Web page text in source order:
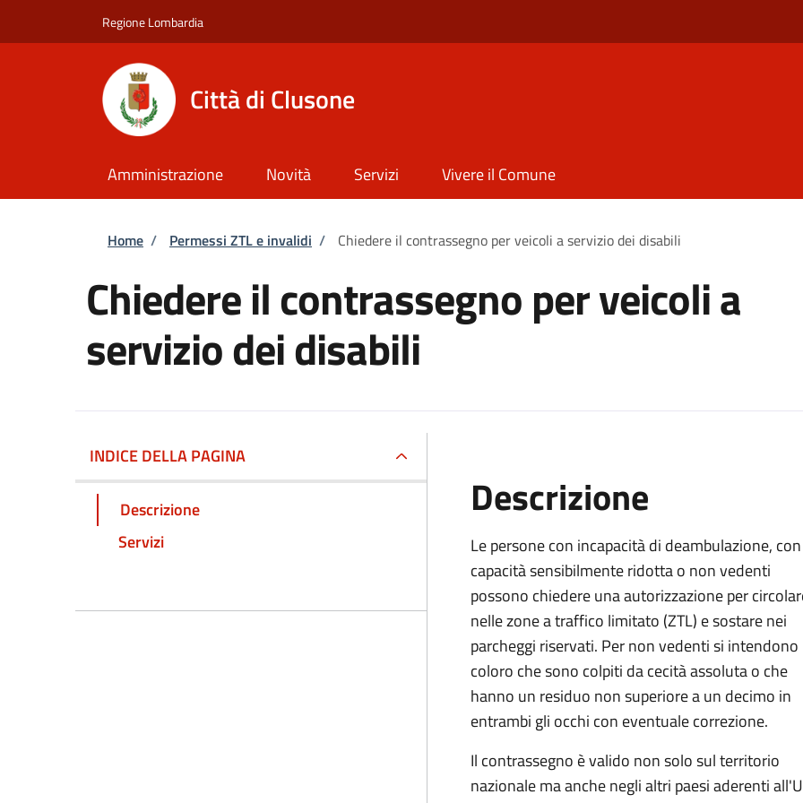
Regione Lombardia
Città di Clusone
Amministrazione Novità Servizi Vivere il Comune
Briciole di pane
Home / Permessi ZTL e invalidi / Chiedere il contrassegno per veicoli a servizio dei disabili
Chiedere il contrassegno per veicoli a
servizio dei disabili
INDICE DELLA PAGINA
Descrizione
Servizi
Descrizione
Le persone con incapacità di deambulazione, con
capacità sensibilmente ridotta o non vedenti
possono chiedere una autorizzazione per
nelle zone a traffico limitato (ZTL) e sostare nei
parcheggi riservati. Per non vedenti si intendono
coloro che sono colpiti da cecità assoluta o che
hanno un residuo non superiore a un decimo in
entrambi gli occhi con eventuale correzione.
Il contrassegno è valido non solo sul territorio
nazionale ma anche negli altri paesi aderenti